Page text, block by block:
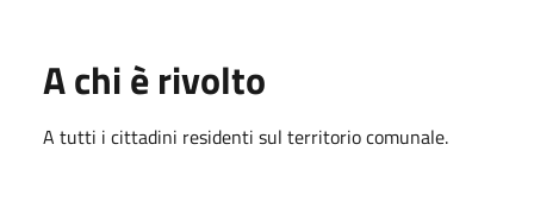
A chi è rivolto
A tutti i cittadini residenti sul territorio comunale.